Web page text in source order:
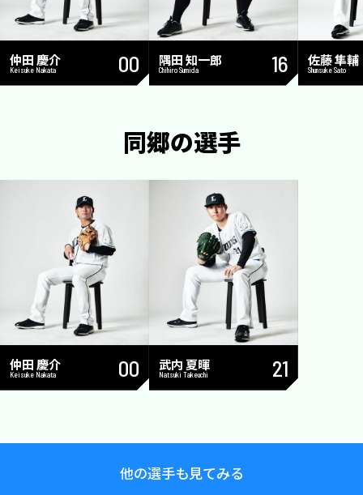
仲田 慶介
Keisuke Nakata 00 隅田 知一郎
Chihiro Sumida 16 佐藤 隼輔
Shunsuke Sato
同郷の選手
仲田 慶介
Keisuke Nakata 00 武内 夏暉
Natsuki Takeuchi 21
他の選手も見てみる